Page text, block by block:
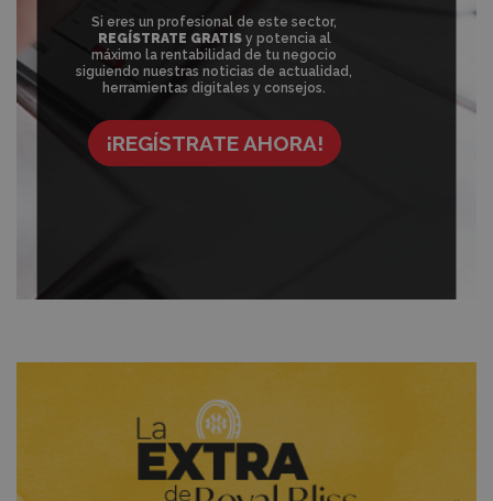
Si eres un profesional de este sector,
REGÍSTRATE GRATISy potencia al
máximo la rentabilidad de tu negocio
siguiendo nuestras noticias de actualidad,
herramientas digitales y consejos.
¡REGÍSTRATE AHORA!